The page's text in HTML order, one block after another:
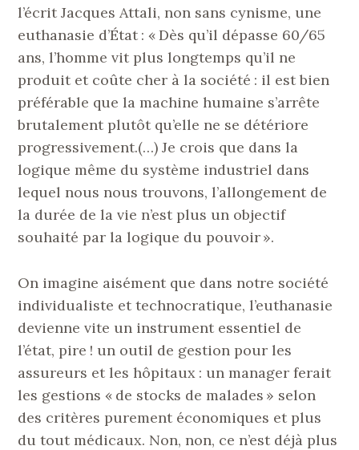
l’écrit Jacques Attali, non sans cynisme, une
euthanasie d’État : « Dès qu’il dépasse 60/65
ans, l’homme vit plus longtemps qu’il ne
produit et coûte cher à la société : il est bien
préférable que la machine humaine s’arrête
brutalement plutôt qu’elle ne se détériore
progressivement.(…) Je crois que dans la
logique même du système industriel dans
lequel nous nous trouvons, l’allongement de
la durée de la vie n’est plus un objectif
souhaité par la logique du pouvoir ».
On imagine aisément que dans notre société
individualiste et technocratique, l’euthanasie
devienne vite un instrument essentiel de
l’état, pire ! un outil de gestion pour les
assureurs et les hôpitaux : un manager ferait
les gestions « de stocks de malades » selon
des critères purement économiques et plus
du tout médicaux. Non, non, ce n’est déjà plus